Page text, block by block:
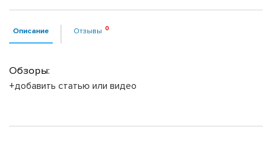
Описание Отзывы
Обзоры:
+добавить статью или видео